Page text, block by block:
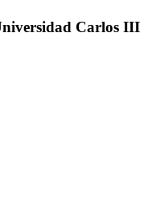
Carlos III